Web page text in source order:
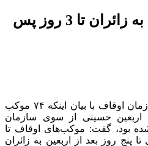
خدمت‌رسانی اوقاف به زائران تا 3 روز پس
معاون فرهنگی و اجتماعی سازمان اوقاف با بیان اینکه ۷۴ موکب
اربعین حسینی از سوی سازمان
بود، گفت: موکب‌های اوقاف تا
روز بعد از اربعین به زائران